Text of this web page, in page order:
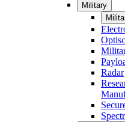
Military
Radar